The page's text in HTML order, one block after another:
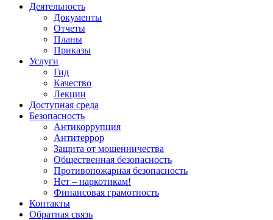
Деятельность
Документы
Отчеты
Планы
Приказы
Услуги
Гид
Качество
Лекции
Доступная среда
Безопасность
Антикоррупция
Антитеррор
Защита от мошенничества
Общественная безопасность
Противопожарная безопасность
Нет – наркотикам!
Финансовая грамотность
Контакты
Обратная связь